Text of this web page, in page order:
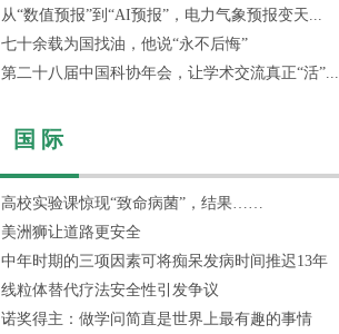
从“数值预报”到“AI预报”，电力气象预报变天...
七十余载为国找油，他说“永不后悔”
第二十八届中国科协年会，让学术交流真正“活”...
国 际
高校实验课惊现“致命病菌”，结果……
美洲狮让道路更安全
中年时期的三项因素可将痴呆发病时间推迟13年
线粒体替代疗法安全性引发争议
诺奖得主：做学问简直是世界上最有趣的事情